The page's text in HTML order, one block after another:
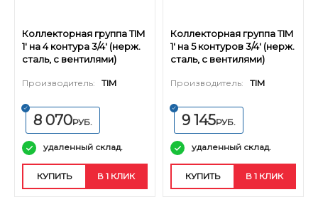
Коллекторная группа TIM
1' на 4 контура 3/4' (нерж.
сталь, с вентилями)
Производитель: TIM
8 070РУБ.
удаленный склад.
КУПИТЬ В 1 КЛИК
Коллекторная группа TIM
1' на 5 контуров 3/4' (нерж.
сталь, с вентилями)
Производитель: TIM
9 145РУБ.
удаленный склад.
КУПИТЬ В 1 КЛИК